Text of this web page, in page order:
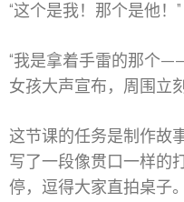
“这个是我！那个是他！”
“我是拿着手雷的那个
女孩大声宣布，周围立
这节课的任务是制作故
写了一段像贯口一样的
停，逗得大家直拍桌子